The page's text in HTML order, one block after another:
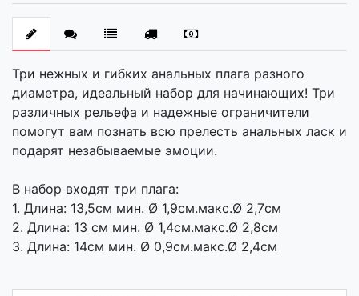
Три нежных и гибких анальных плага разного
диаметра, идеальный набор для начинающих! Три
различных рельефа и надежные ограничители
помогут вам познать всю прелесть анальных ласк и
подарят незабываемые эмоции.
В набор входят три плага:
1. Длина: 13,5см мин. Ø 1,9см.макс.Ø 2,7см
2. Длина: 13 см мин. Ø 1,4см.макс.Ø 2,8см
3. Длина: 14см мин. Ø 0,9см.макс.Ø 2,4см